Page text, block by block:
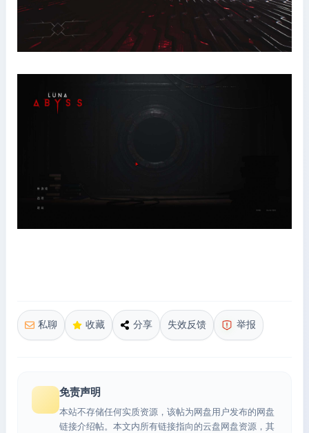
私聊 收藏 分享 失效反馈 举报
免责声明
本站不存储任何实质资源，该帖为网盘用户发布的网盘
链接介绍帖。本文内所有链接指向的云盘网盘资源，其